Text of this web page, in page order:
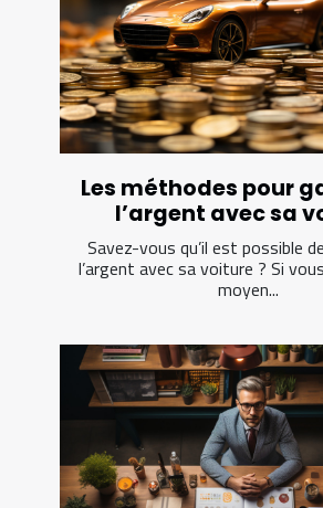
Les méthodes pour
l’argent avec sa
Savez-vous qu’il est possible
l’argent avec sa voiture ? Si
moyen...